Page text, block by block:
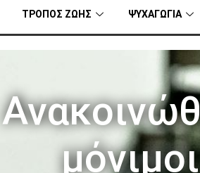
ΤΡΟΠΟΣ ΖΩΗΣ ΨΥΧΑΓΩΓΙΑ